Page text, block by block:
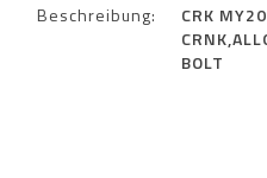
Beschreibung:
CRK
BOLT